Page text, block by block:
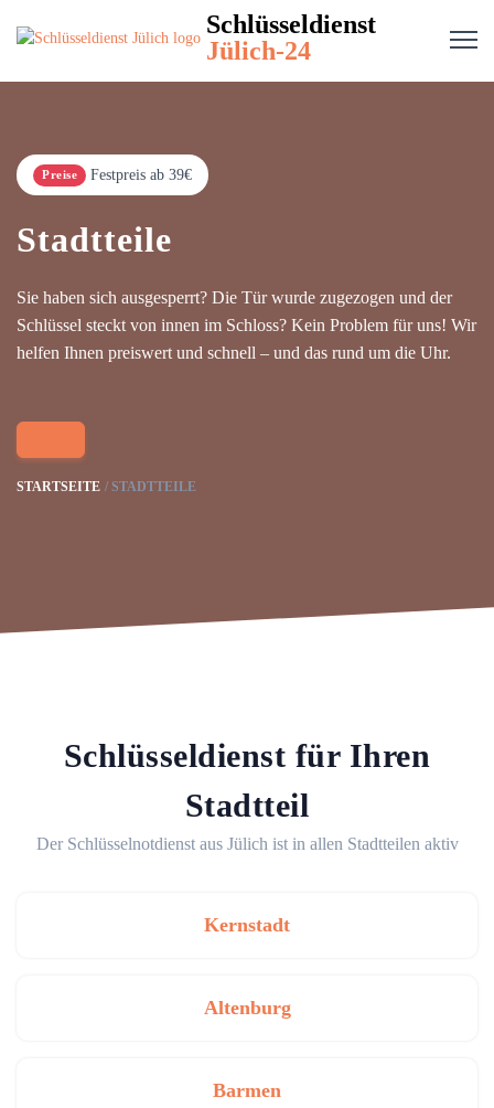
Schlüsseldienst
Jülich-24
Preise Festpreis ab 39€
Stadtteile
Sie haben sich ausgesperrt? Die Tür wurde zugezogen und der
Schlüssel steckt von innen im Schloss? Kein Problem für uns! Wir
helfen Ihnen preiswert und schnell – und das rund um die Uhr.
STARTSEITE STADTTEILE
Schlüsseldienst für Ihren
Stadtteil
Der Schlüsselnotdienst aus Jülich ist in allen Stadtteilen aktiv
Kernstadt
Altenburg
Barmen